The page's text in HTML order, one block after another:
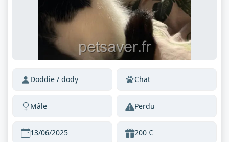
Doddie / dody Chat
Mâle Perdu
13/06/2025 200 €